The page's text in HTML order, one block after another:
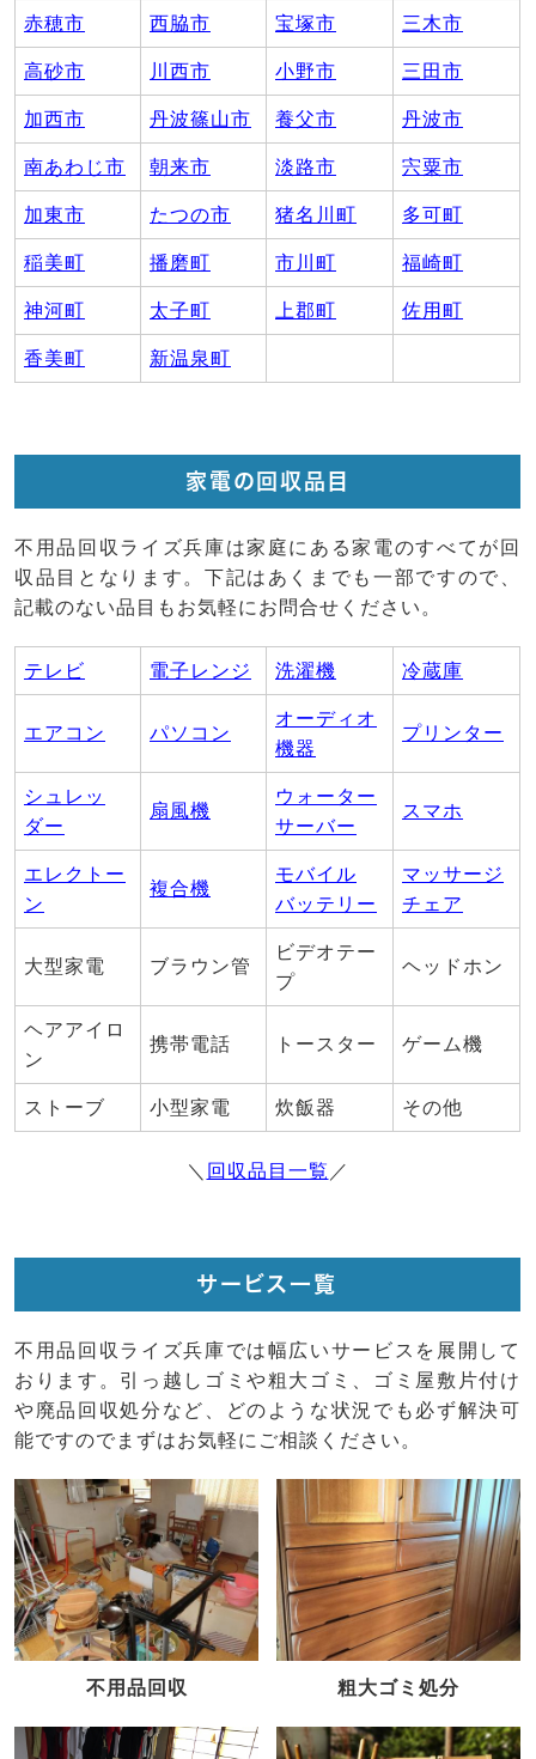
赤穂市 西脇市 宝塚市 三木市
高砂市 川西市 小野市 三田市
加西市 丹波篠山市 養父市 丹波市
南あわじ市 朝来市 淡路市 宍粟市
加東市 たつの市 猪名川町 多可町
稲美町 播磨町 市川町 福崎町
神河町 太子町 上郡町 佐用町
香美町 新温泉町
家電の回収品目
不用品回収ライズ兵庫は家庭にある家電のすべてが回
収品目となります。下記はあくまでも一部ですので、
記載のない品目もお気軽にお問合せください。
テレビ 電子レンジ 洗濯機 冷蔵庫
エアコン パソコン
オーディオ
機器
プリンター
シュレッ
ダー
扇風機
ウォーター
サーバー
スマホ
エレクトー
ン
複合機
モバイル
バッテリー
マッサージ
チェア
大型家電 ブラウン管
ビデオテー
プ
ヘッドホン
ヘアアイロ
ン
携帯電話 トースター ゲーム機
ストーブ 小型家電 炊飯器 その他
＼ 回収品目一覧 ／
サービス一覧
不用品回収ライズ兵庫では幅広いサービスを展開して
おります。引っ越しゴミや粗大ゴミ、ゴミ屋敷片付け
や廃品回収処分など、どのような状況でも必ず解決可
能ですのでまずはお気軽にご相談ください。
不用品回収 粗大ゴミ処分